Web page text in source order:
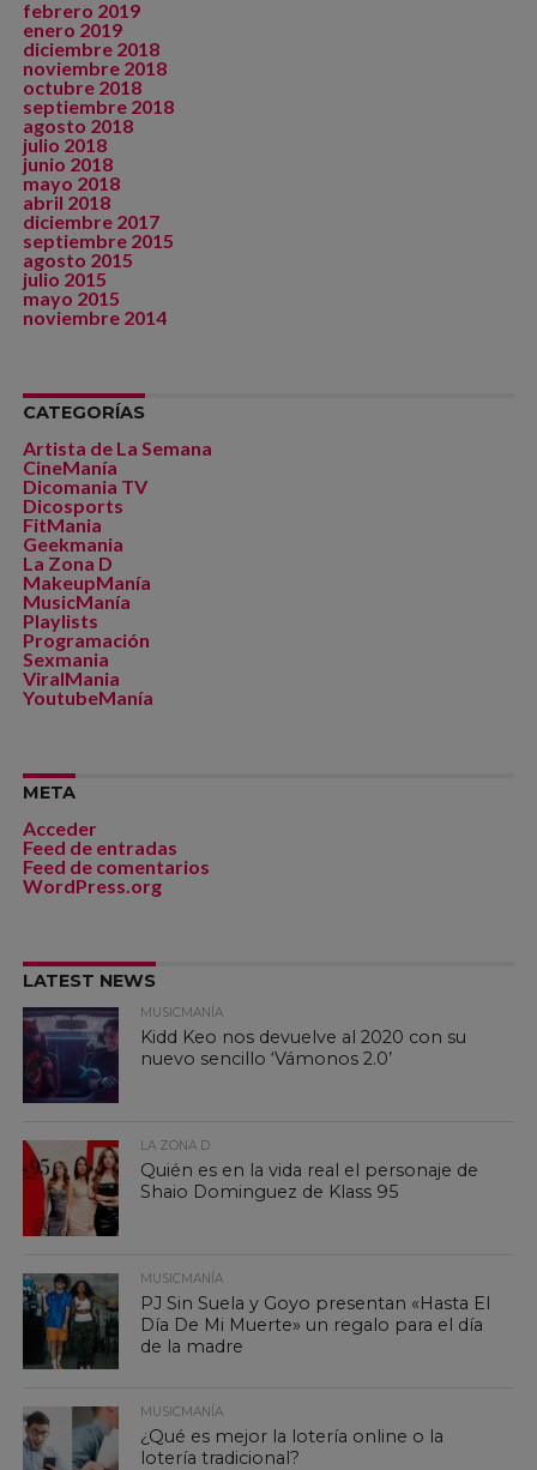
febrero 2019
enero 2019
diciembre 2018
noviembre 2018
octubre 2018
septiembre 2018
agosto 2018
julio 2018
junio 2018
mayo 2018
abril 2018
diciembre 2017
septiembre 2015
agosto 2015
julio 2015
mayo 2015
noviembre 2014
CATEGORÍAS
Artista de La Semana
CineManía
Dicomania TV
Dicosports
FitMania
Geekmania
La Zona D
MakeupManía
MusicManía
Playlists
Programación
Sexmania
ViralMania
YoutubeManía
META
Acceder
Feed de entradas
Feed de comentarios
WordPress.org
LATEST NEWS
MUSICMANÍA
Kidd Keo nos devuelve al 2020 con su
nuevo sencillo ‘Vámonos 2.0’
LA ZONA D
Quién es en la vida real el personaje de
Shaio Dominguez de Klass 95
MUSICMANÍA
PJ Sin Suela y Goyo presentan «Hasta El
Día De Mi Muerte» un regalo para el día
de la madre
MUSICMANÍA
¿Qué es mejor la lotería online o la
lotería tradicional?